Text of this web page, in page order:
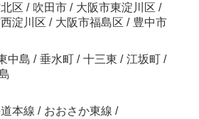
区 / 吹田市 / 大阪市東淀川区 /
淀川区 / 大阪市福島区 / 豊中市
中島 / 垂水町 / 十三東 / 江坂町 /
本線 / おおさか東線 /